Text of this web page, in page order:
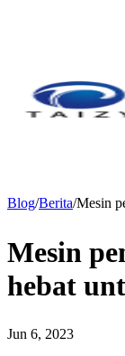
Blog/Berita/Mesin
Mesin
hebat
Jun 6, 2023